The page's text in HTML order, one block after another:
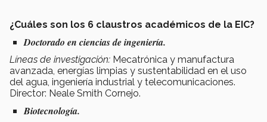
¿Cuáles son los 6 claustros académicos de la EIC?
Doctorado en ciencias de ingeniería.
Líneas de investigación: Mecatrónica y manufactura
avanzada, energías limpias y sustentabilidad en el uso
del agua, ingeniería industrial y telecomunicaciones.
Director: Neale Smith Cornejo.
Biotecnología.